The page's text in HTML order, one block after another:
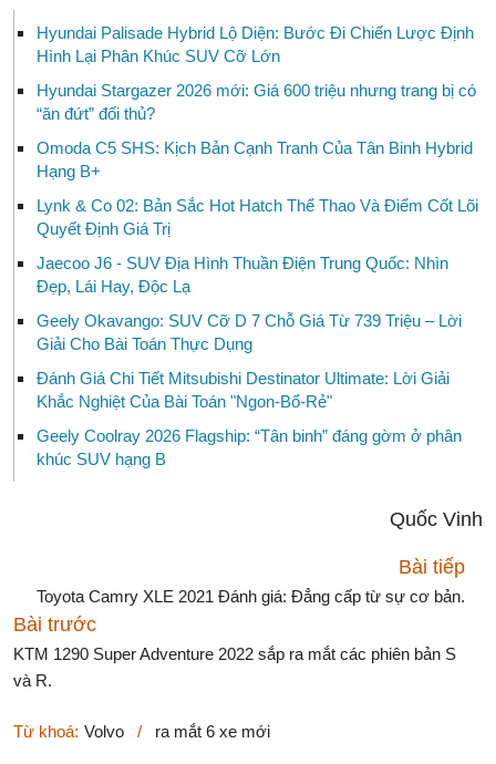
Hyundai Palisade Hybrid Lộ Diện: Bước Đi Chiến Lược Định
Hình Lại Phân Khúc SUV Cỡ Lớn
Hyundai Stargazer 2026 mới: Giá 600 triệu nhưng trang bị có
“ăn đứt” đối thủ?
Omoda C5 SHS: Kịch Bản Cạnh Tranh Của Tân Binh Hybrid
Hạng B+
Lynk & Co 02: Bản Sắc Hot Hatch Thể Thao Và Điểm Cốt Lõi
Quyết Định Giá Trị
Jaecoo J6 - SUV Địa Hình Thuần Điện Trung Quốc: Nhìn
Đẹp, Lái Hay, Độc Lạ
Geely Okavango: SUV Cỡ D 7 Chỗ Giá Từ 739 Triệu – Lời
Giải Cho Bài Toán Thực Dụng
Đánh Giá Chi Tiết Mitsubishi Destinator Ultimate: Lời Giải
Khắc Nghiệt Của Bài Toán "Ngon-Bổ-Rẻ"
Geely Coolray 2026 Flagship: “Tân binh” đáng gờm ở phân
khúc SUV hạng B
Quốc Vinh
Bài tiếp
Toyota Camry XLE 2021 Đánh giá: Đẳng cấp từ sự cơ bản.
Bài trước
KTM 1290 Super Adventure 2022 sắp ra mắt các phiên bản S
và R.
Từ khoá: Volvo / ra mắt 6 xe mới